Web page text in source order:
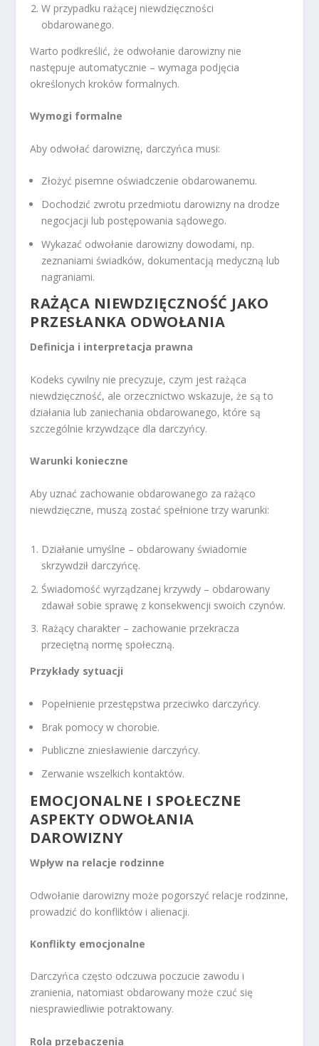
W przypadku rażącej niewdzięczności
obdarowanego.
Warto podkreślić, że odwołanie darowizny nie
następuje automatycznie – wymaga podjęcia
określonych kroków formalnych.
Wymogi formalne
Aby odwołać darowiznę, darczyńca musi:
Złożyć pisemne oświadczenie obdarowanemu.
Dochodzić zwrotu przedmiotu darowizny na drodze
negocjacji lub postępowania sądowego.
Wykazać odwołanie darowizny dowodami, np.
zeznaniami świadków, dokumentacją medyczną lub
nagraniami.
RAŻĄCA NIEWDZIĘCZNOŚĆ JAKO
PRZESŁANKA ODWOŁANIA
Definicja i interpretacja prawna
Kodeks cywilny nie precyzuje, czym jest rażąca
niewdzięczność, ale orzecznictwo wskazuje, że są to
działania lub zaniechania obdarowanego, które są
szczególnie krzywdzące dla darczyńcy.
Warunki konieczne
Aby uznać zachowanie obdarowanego za rażąco
niewdzięczne, muszą zostać spełnione trzy warunki:
Działanie umyślne – obdarowany świadomie
skrzywdził darczyńcę.
Świadomość wyrządzanej krzywdy – obdarowany
zdawał sobie sprawę z konsekwencji swoich czynów.
Rażący charakter – zachowanie przekracza
przeciętną normę społeczną.
Przykłady sytuacji
Popełnienie przestępstwa przeciwko darczyńcy.
Brak pomocy w chorobie.
Publiczne zniesławienie darczyńcy.
Zerwanie wszelkich kontaktów.
EMOCJONALNE I SPOŁECZNE
ASPEKTY ODWOŁANIA
DAROWIZNY
Wpływ na relacje rodzinne
Odwołanie darowizny może pogorszyć relacje rodzinne,
prowadzić do konfliktów i alienacji.
Konflikty emocjonalne
Darczyńca często odczuwa poczucie zawodu i
zranienia, natomiast obdarowany może czuć się
niesprawiedliwie potraktowany.
Rola przebaczenia